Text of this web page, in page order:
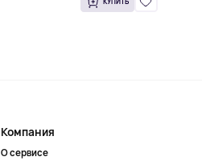
Компания
О сервисе